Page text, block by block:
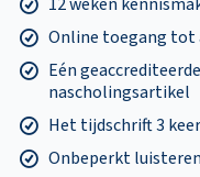
Online toegang
Eén
nascholingsartikel
Het tijdschrift 3
Onbeperkt